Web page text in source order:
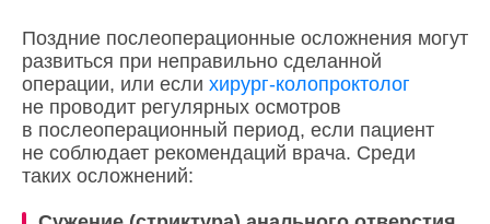
Поздние послеоперационные осложнения могут
развиться при неправильно сделанной
операции, или если хирург-колопроктолог
не проводит регулярных осмотров
в послеоперационный период, если пациент
не соблюдает рекомендаций врача. Среди
таких осложнений: